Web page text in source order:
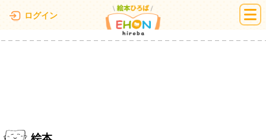
ログイン 絵本ひろば